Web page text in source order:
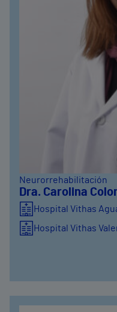
Neurorrehabilitación
Dra. Carolina
Hospital Vithas
Hospital Vithas